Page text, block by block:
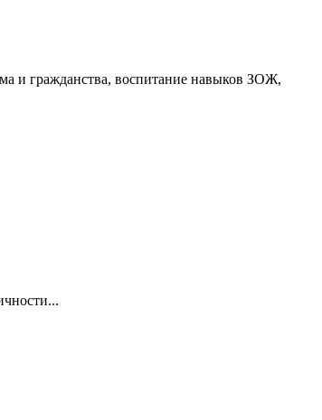
и гражданства, воспитание навыков ЗОЖ,